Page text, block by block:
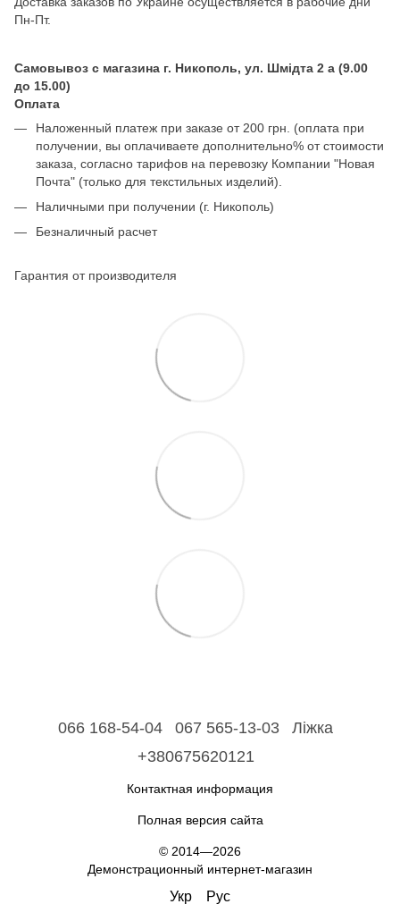
Пн-Пт.
Самовывоз с магазина г. Никополь, ул. Шмідта 2 а (9.00
до 15.00)
Оплата
Наложенный платеж при заказе от 200 грн. (оплата при
получении, вы оплачиваете дополнительно% от стоимости
заказа, согласно тарифов на перевозку Компании "Новая
Почта" (только для текстильных изделий).
Наличными при получении (г. Никополь)
Безналичный расчет
Гарантия от производителя
066 168-54-04 067 565-13-03
Ліжка
+380675620121
Контактная информация
Полная версия сайта
© 2014—2026
Демонстрационный интернет-магазин
Укр Рус